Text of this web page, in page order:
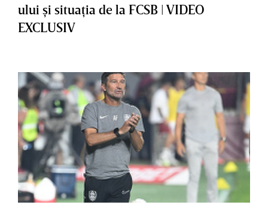
ului şi situaţia de la FCSB | VIDEO
EXCLUSIV